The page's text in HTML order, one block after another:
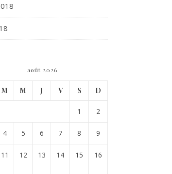
août 2026
M M J V S D
1 2
4 5 6 7 8 9
11 12 13 14 15 16